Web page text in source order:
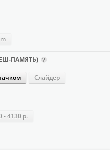
ПАМЯТЬ)
Слайдер
- 4130 р.